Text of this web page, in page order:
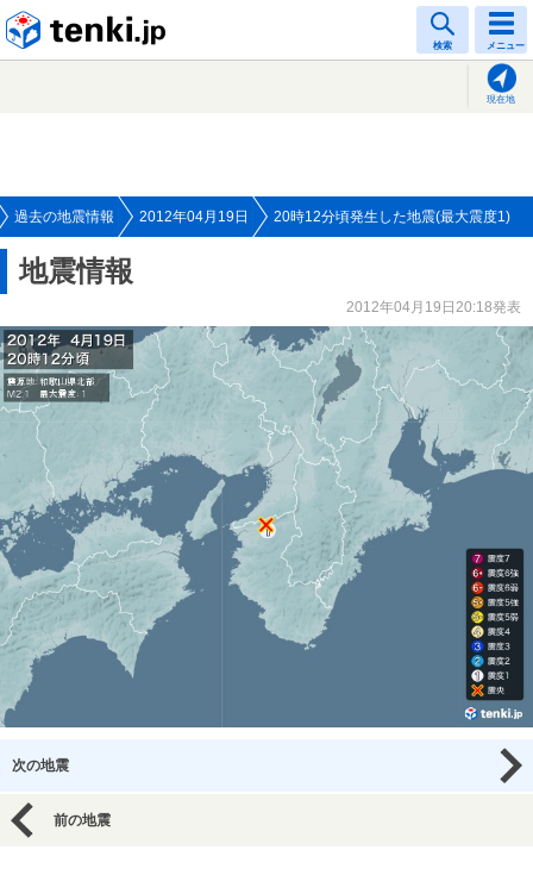
検索 メニュー
現在地
過去の地震情報 2012年04月19日 20時12分頃発生した地震(最大震度1)
地震情報
2012年04月19日20:18発表
次の地震
前の地震